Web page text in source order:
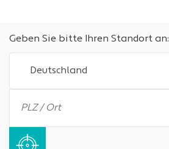
Geben Sie bitte Ihren Standort an:
Deutschland